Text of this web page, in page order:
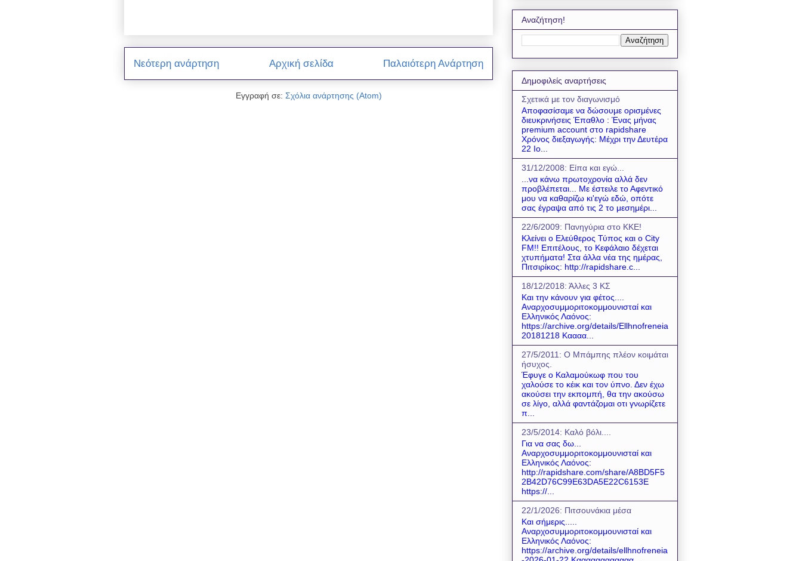
Νεότερη ανάρτηση Παλαιότερη Ανάρτηση
Αρχική σελίδα
Εγγραφή σε: Σχόλια ανάρτησης (Atom)
Αναζήτηση!
Δημοφιλείς αναρτήσεις
Σχετικά με τον διαγωνισμό
Αποφασίσαμε να δώσουμε ορισμένες
διευκρινήσεις Έπαθλο : Ένας μήνας
premium account στο rapidshare
Χρόνος διεξαγωγής: Μέχρι την Δευτέρα
22 Ιο...
31/12/2008: Είπα και εγώ...
...να κάνω πρωτοχρονία αλλά δεν
προβλέπεται... Με έστειλε το Αφεντικό
μου να καθαρίζω κι'εγώ εδώ, οπότε
σας έγραψα από τις 2 το μεσημέρι...
22/6/2009: Πανηγύρια στο ΚΚΕ!
Κλείνει ο Ελεύθερος Τύπος και ο City
FM!! Επιτέλους, το Κεφάλαιο δέχεται
χτυπήματα! Στα άλλα νέα της ημέρας,
Πιτσιρίκος: http://rapidshare.c...
18/12/2018: Άλλες 3 ΚΣ
Και την κάνουν για φέτος....
Αναρχοσυμμοριτοκομμουνισταί και
Ελληνικός Λαόνος:
https://archive.org/details/Ellhnofreneia
20181218 Καααα...
27/5/2011: O Mπάμπης πλέον κοιμάται
ήσυχος.
Έφυγε ο Καλαμούκωφ που του
χαλούσε το κέικ και τον ύπνο. Δεν έχω
ακούσει την εκπομπή, θα την ακούσω
σε λίγο, αλλά φαντάζομαι οτι γνωρίζετε
π...
23/5/2014: Καλό βόλι....
Για να σας δω...
Αναρχοσυμμοριτοκομμουνισταί και
Ελληνικός Λαόνος:
http://rapidshare.com/share/A8BD5F5
2B42D76C99E63DA5E22C6153E
https://...
22/1/2026: Πιτσουνάκια μέσα
Και σήμερις.....
Αναρχοσυμμοριτοκομμουνισταί και
Ελληνικός Λαόνος:
https://archive.org/details/ellhnofreneia